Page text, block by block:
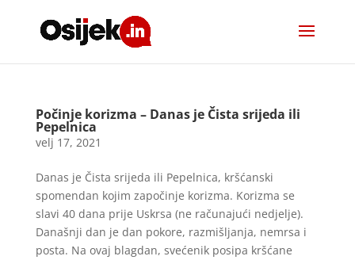
Počinje korizma – Danas je Čista srijeda ili
Pepelnica
velj 17, 2021
Danas je Čista srijeda ili Pepelnica, kršćanski
spomendan kojim započinje korizma. Korizma se
slavi 40 dana prije Uskrsa (ne računajući nedjelje).
Današnji dan je dan pokore, razmišljanja, nemrsa i
posta. Na ovaj blagdan, svećenik posipa kršćane